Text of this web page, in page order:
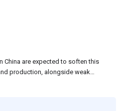
China are expected to soften this
production, alongside weak